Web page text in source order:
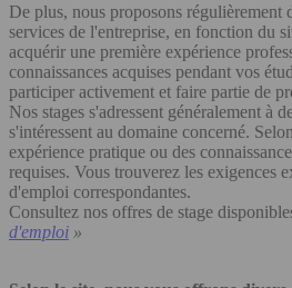
De plus, nous proposons régulièrement
services de l'entreprise, en fonction du
acquérir une première expérience
connaissances acquises pendant vos
participer activement et faire partie de
Nos stages s'adressent généralement à
s'intéressent au domaine concerné.
expérience pratique ou des
requises. Vous trouverez les exigences
d'emploi correspondantes.
Consultez nos offres de stage
d'emploi »